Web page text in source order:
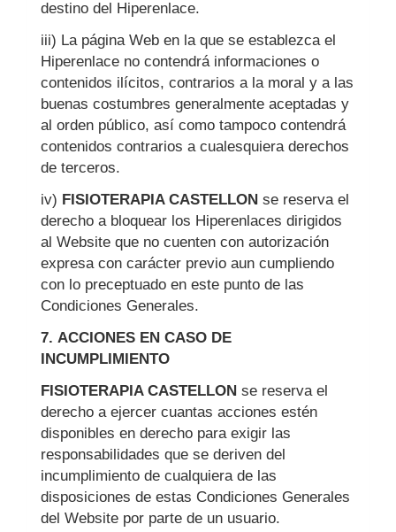
destino del Hiperenlace.
iii) La página Web en la que se establezca el
Hiperenlace no contendrá informaciones o
contenidos ilícitos, contrarios a la moral y a las
buenas costumbres generalmente aceptadas y
al orden público, así como tampoco contendrá
contenidos contrarios a cualesquiera derechos
de terceros.
iv) FISIOTERAPIA CASTELLON se reserva el
derecho a bloquear los Hiperenlaces dirigidos
al Website que no cuenten con autorización
expresa con carácter previo aun cumpliendo
con lo preceptuado en este punto de las
Condiciones Generales.
7. ACCIONES EN CASO DE
INCUMPLIMIENTO
FISIOTERAPIA CASTELLON se reserva el
derecho a ejercer cuantas acciones estén
disponibles en derecho para exigir las
responsabilidades que se deriven del
incumplimiento de cualquiera de las
disposiciones de estas Condiciones Generales
del Website por parte de un usuario.